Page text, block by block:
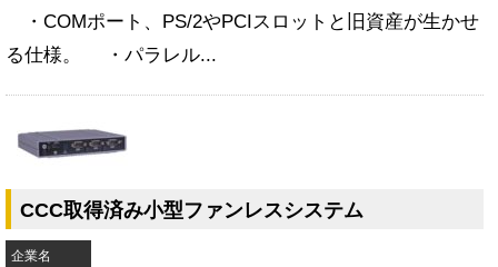
・COMポート、PS/2やPCIスロットと旧資産が生かせ
る仕様。 ・パラレル...
CCC取得済み小型ファンレスシステム
企業名